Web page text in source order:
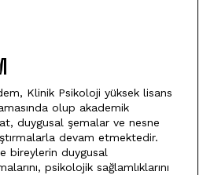
Klinik Psikoloji yüksek lisans
olup akademik
duygusal şemalar ve nesne
devam etmektedir.
bireylerin duygusal
psikolojik sağlamlıklarını